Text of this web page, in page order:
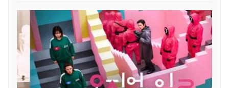
toasoan@vtv.vn
Liên hệ quảng cáo:024-7300.7108